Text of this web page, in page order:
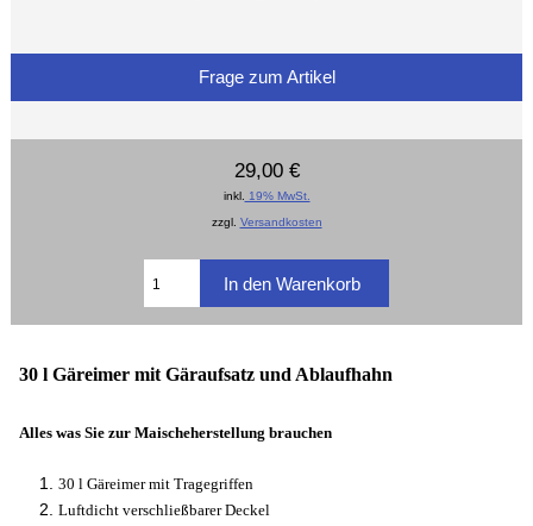
Frage zum Artikel
29,00 €
inkl. 19% MwSt.
zzgl. Versandkosten
30 l Gäreimer mit Gäraufsatz und Ablaufhahn
Alles was Sie zur Maischeherstellung brauchen
30 l Gäreimer mit Tragegriffen
Luftdicht verschließbarer Deckel